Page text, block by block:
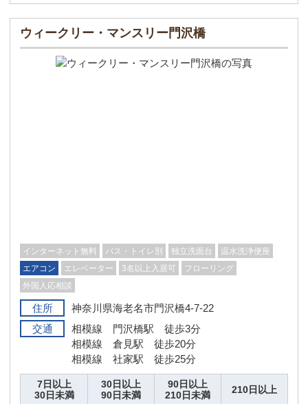
ウィークリー・マンスリー門沢橋
インターネット無料 バス・トイレ別 独立洗面台
温水洗浄便座
エアコン
エレベーター 3名以上入居可
フローリング
外国人応相談
住所
神奈川県海老名市門沢橋4-7-22
交通
相模線 門沢橋駅 徒歩3分
相模線 倉見駅 徒歩20分
相模線 社家駅 徒歩25分
7日以上
30日未満
30日以上
90日未満
90日以上
210日未満
210日以上